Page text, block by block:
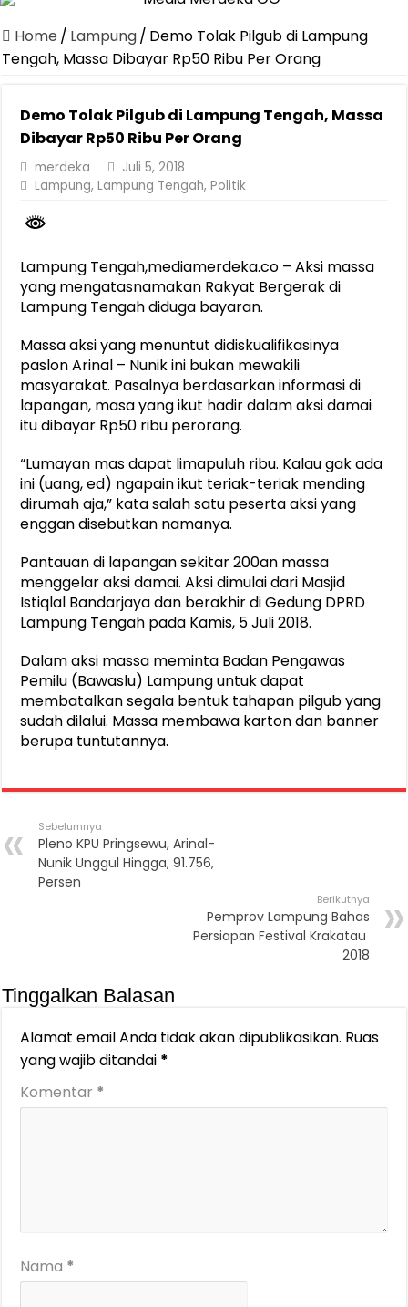
Jasa Raharja Serahkan Santunan kepada Ahli Waris Korban
Canangkan Desa TAPIS dan Luncurkan Sekolah Lansia di
Pemprov Lampung Perkuat Pembangunan Rumah Layak Huni
Dirut Jasa Raharja Dampingi Wamenhub Tinjau Penanganan
Pastikan Pelayanan Maksimal, Direksi Jasa Raharja Tinjau Korban
Gubernur Mirza Ajak IAI Darul Fattah Cetak SDM Adaptif
Home / Lampung/ Demo Tolak Pilgub di Lampung
Tengah, Massa Dibayar Rp50 Ribu Per Orang
Demo Tolak Pilgub di Lampung Tengah, Massa
Dibayar Rp50 Ribu Per Orang
merdeka
Juli 5, 2018
Lampung,Lampung Tengah,Politik
Lampung Tengah,mediamerdeka.co – Aksi massa
yang mengatasnamakan Rakyat Bergerak di
Lampung Tengah diduga bayaran.
Massa aksi yang menuntut didiskualifikasinya
paslon Arinal – Nunik ini bukan mewakili
masyarakat. Pasalnya berdasarkan informasi di
lapangan, masa yang ikut hadir dalam aksi damai
itu dibayar Rp50 ribu perorang.
“Lumayan mas dapat limapuluh ribu. Kalau gak ada
ini (uang, ed) ngapain ikut teriak-teriak mending
dirumah aja,” kata salah satu peserta aksi yang
enggan disebutkan namanya.
Pantauan di lapangan sekitar 200an massa
menggelar aksi damai. Aksi dimulai dari Masjid
Istiqlal Bandarjaya dan berakhir di Gedung DPRD
Lampung Tengah pada Kamis, 5 Juli 2018.
Dalam aksi massa meminta Badan Pengawas
Pemilu (Bawaslu) Lampung untuk dapat
membatalkan segala bentuk tahapan pilgub yang
sudah dilalui. Massa membawa karton dan banner
berupa tuntutannya.
Sebelumnya
Pleno KPU Pringsewu, Arinal-
Nunik Unggul Hingga, 91.756,
Persen
Berikutnya
Pemprov Lampung Bahas
Persiapan Festival Krakatau
2018
Tinggalkan Balasan
Alamat email Anda tidak akan dipublikasikan. Ruas
yang wajib ditandai *
Komentar *
Nama *